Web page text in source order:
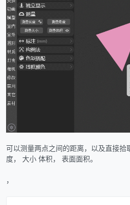
可以测量两点之间的距离，以及直接拾
度， 大小 体积， 表面面积。
，